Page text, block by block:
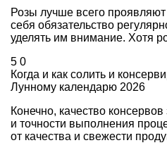
Розы лучше всего
себя обязательство
уделять им внимание. Хотя
5 0
Когда и как солить и
Лунному календарю 2026
Конечно, качество
и точности выполнения
от качества и свежести